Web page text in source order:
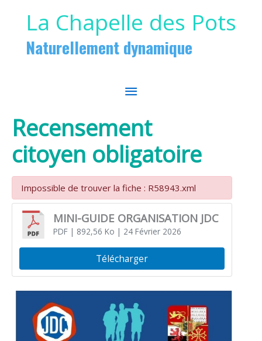
La Chapelle des Pots
Naturellement dynamique
MENU
PRINCIPAL
Recensement
citoyen obligatoire
Impossible de trouver la fiche : R58943.xml
MINI-GUIDE ORGANISATION JDC
PDF| 892,56 Ko | 24 Février 2026
Télécharger